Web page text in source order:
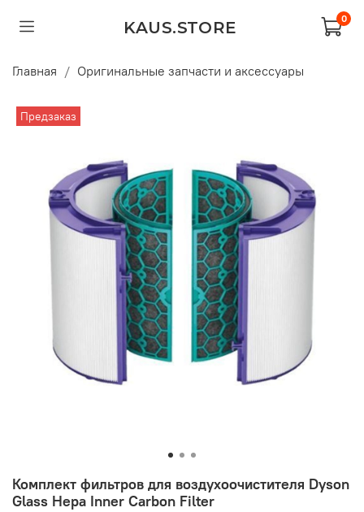
KAUS.STORE 0
Главная Оригинальные запчасти и аксессуары
Предзаказ
Комплект фильтров для воздухоочистителя Dyson
Glass Hepa Inner Carbon Filter